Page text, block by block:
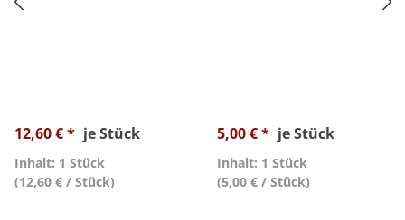
12,60 € * je Stück
Inhalt: 1 Stück
(12,60 € / Stück)
5,00 € * je Stück
Inhalt: 1 Stück
(5,00 € / Stück)